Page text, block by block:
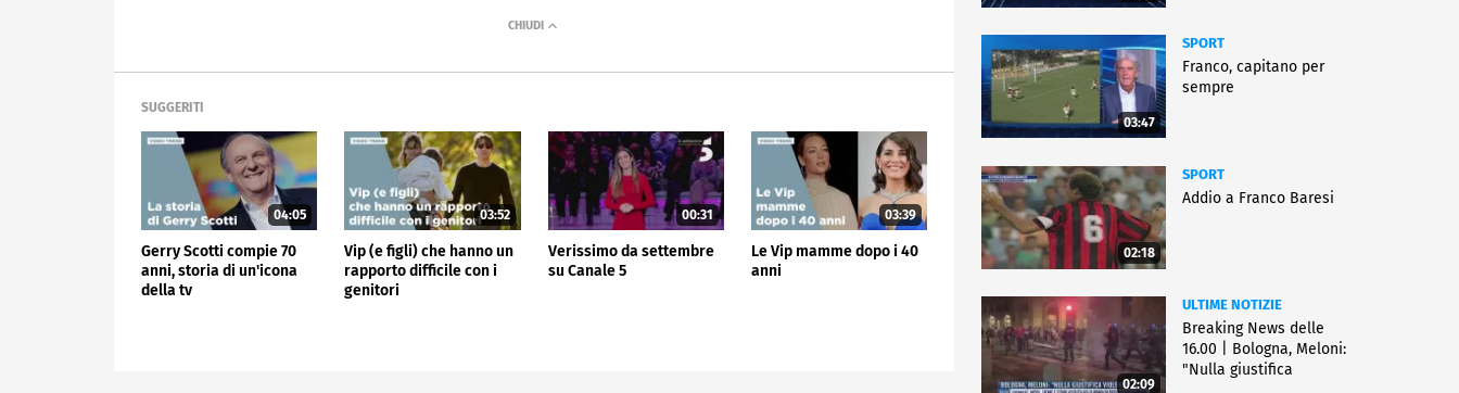
SUGGERITI
04:05
Gerry Scotti compie 70
anni, storia di un'icona
della tv
03:52
Vip (e figli) che hanno un
rapporto difficile con i
genitori
00:31
Verissimo da settembre
su Canale 5
03:39
Le Vip mamme dopo i 40
anni
03:47
SPORT
Franco, capitano per
sempre
02:18
SPORT
Addio a Franco Baresi
02:09
ULTIME NOTIZIE
Breaking News delle
16.00 | Bologna, Meloni:
"Nulla giustifica